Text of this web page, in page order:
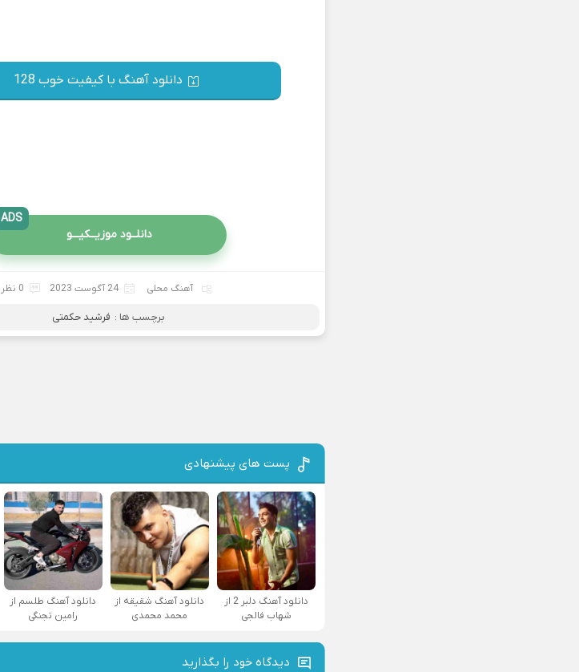
دانلود آهنگ با کیفیت خوب 128
دانلــود موزیــکیـــو
ADS
آهنگ محلی 24 آگوست 2023 0 نظر
برچسب ها : فرشید حکمتی
پست های پیشنهادی
دانلود آهنگ دلبر 2 از
شهاب فالجی
دانلود آهنگ شقیقه از
محمد محمدی
دانلود آهنگ طلسم از
رامین تجنگی
دیدگاه خود را بگذارید